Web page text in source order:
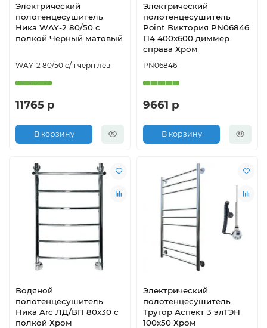
Электрический
полотенцесушитель
Ника WAY-2 80/50 с
полкой Черный матовый
WAY-2 80/50 с/п черн лев
11765 р
В корзину
Электрический
полотенцесушитель
Point Виктория PN06846
П4 400x600 диммер
справа Хром
PN06846
9661 р
В корзину
Водяной
полотенцесушитель
Ника Arc ЛД/ВП 80x30 с
полкой Хром
Электрический
полотенцесушитель
Тругор Аспект 3 элТЭН
100x50 Хром